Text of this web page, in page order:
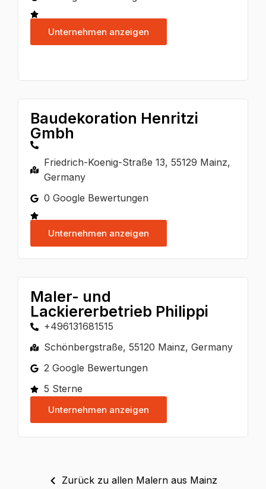
Unternehmen anzeigen
Baudekoration Henritzi
Gmbh
Friedrich-Koenig-Straße 13, 55129 Mainz,
Germany
0 Google Bewertungen
Unternehmen anzeigen
Maler- und
Lackiererbetrieb Philippi
+496131681515
Schönbergstraße, 55120 Mainz, Germany
2 Google Bewertungen
5 Sterne
Unternehmen anzeigen
Zurück zu allen Malern aus Mainz